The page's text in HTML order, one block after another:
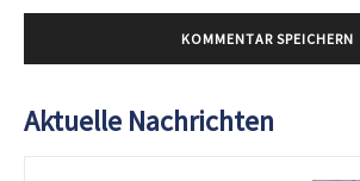
Aktuelle Nachrichten